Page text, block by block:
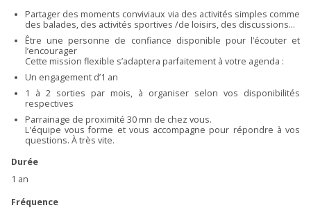
Partager des moments conviviaux via des activités simples comme
des balades, des activités sportives /de loisirs, des discussions…
Être une personne de confiance disponible pour l’écouter et
l’encourager
Cette mission flexible s’adaptera parfaitement à votre agenda :
Un engagement d’1 an
1 à 2 sorties par mois, à organiser selon vos disponibilités
respectives
Parrainage de proximité 30 mn de chez vous.
L'équipe vous forme et vous accompagne pour répondre à vos
questions. À très vite.
Durée
1 an
Fréquence